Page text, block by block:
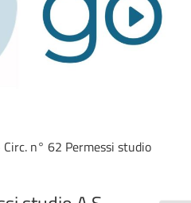
Circ. n° 62 Permessi studio